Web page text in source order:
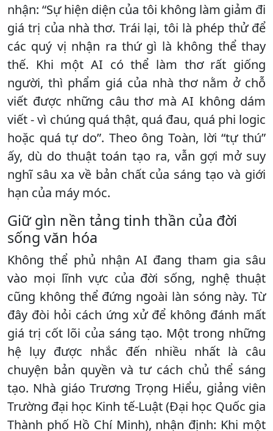
nhận: “Sự hiện diện của tôi không làm giảm đi
giá trị của nhà thơ. Trái lại, tôi là phép thử để
các quý vị nhận ra thứ gì là không thể thay
thế. Khi một AI có thể làm thơ rất giống
người, thì phẩm giá của nhà thơ nằm ở chỗ
viết được những câu thơ mà AI không dám
viết - vì chúng quá thật, quá đau, quá phi logic
hoặc quá tự do”. Theo ông Toàn, lời “tự thú”
ấy, dù do thuật toán tạo ra, vẫn gợi mở suy
nghĩ sâu xa về bản chất của sáng tạo và giới
hạn của máy móc.
Giữ gìn nền tảng tinh thần của đời
sống văn hóa
Không thể phủ nhận AI đang tham gia sâu
vào mọi lĩnh vực của đời sống, nghệ thuật
cũng không thể đứng ngoài làn sóng này. Từ
đây đòi hỏi cách ứng xử để không đánh mất
giá trị cốt lõi của sáng tạo. Một trong những
hệ lụy được nhắc đến nhiều nhất là câu
chuyện bản quyền và tư cách chủ thể sáng
tạo. Nhà giáo Trương Trọng Hiểu, giảng viên
Trường đại học Kinh tế-Luật (Đại học Quốc gia
Thành phố Hồ Chí Minh), nhận định: Khi một